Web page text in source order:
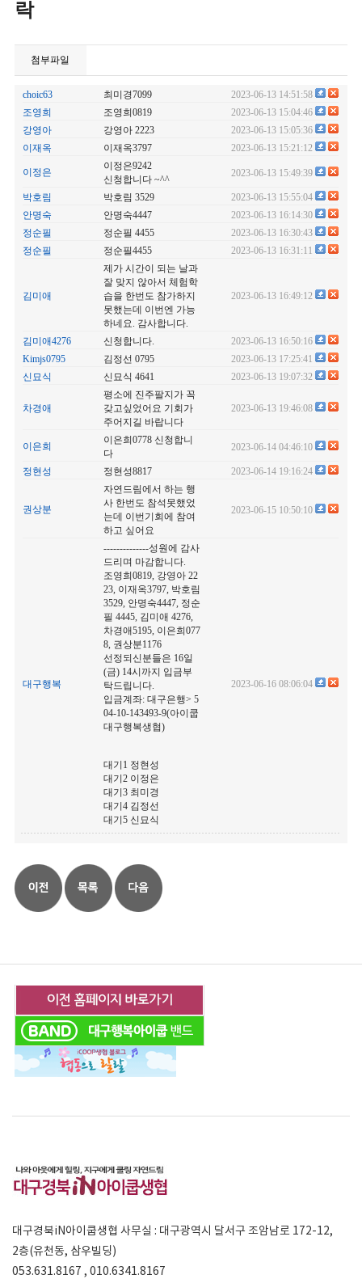
락
첨부파일
choic63 최미경7099
2023-06-13 14:51:58
조영희
조영희0819
2023-06-13 15:04:46
강영아
강영아 2223
2023-06-13 15:05:36
이재옥
이재옥3797 2023-06-13 15:21:12
이정은
이정은9242
신청합니다 ~^^
2023-06-13 15:49:39
박호림 박호림 3529
2023-06-13 15:55:04
안명숙
안명숙4447
2023-06-13 16:14:30
정순필
정순필 4455
2023-06-13 16:30:43
정순필
정순필4455 2023-06-13 16:31:11
김미애
제가 시간이 되는 날과
잘 맞지 않아서 체험학
습을 한번도 참가하지
못했는데 이번엔 가능
하네요. 감사합니다.
2023-06-13 16:49:12
김미애4276 신청합니다.
2023-06-13 16:50:16
Kimjs0795
김정선 0795
2023-06-13 17:25:41
신묘식
신묘식 4641 2023-06-13 19:07:32
차경애
평소에 진주팔지가 꼭
갖고싶었어요 기회가
주어지길 바랍니다
2023-06-13 19:46:08
이은희
이은희0778 신청합니
다
2023-06-14 04:46:10
정현성 정현성8817 2023-06-14 19:16:24
권상분
자연드림에서 하는 행
사 한번도 참석못했었
는데 이번기회에 참여
하고 싶어요
2023-06-15 10:50:10
대구행복
--------------성원에 감사
드리며 마감합니다.
조영희0819, 강영아 22
23, 이재옥3797, 박호림
3529, 안명숙4447, 정순
필 4445, 김미애 4276,
차경애5195, 이은희077
8, 권상분1176
선정되신분들은 16일
(금) 14시까지 입금부
탁드립니다.
입금계좌: 대구은행> 5
04-10-143493-9(아이쿱
대구행복생협)
대기1 정현성
대기2 이정은
대기3 최미경
대기4 김정선
대기5 신묘식
2023-06-16 08:06:04
대구경북iN아이쿱생협 사무실 : 대구광역시 달서구 조암남로 172-12,
2층(유천동, 삼우빌딩)
053.631.8167 , 010.6341.8167